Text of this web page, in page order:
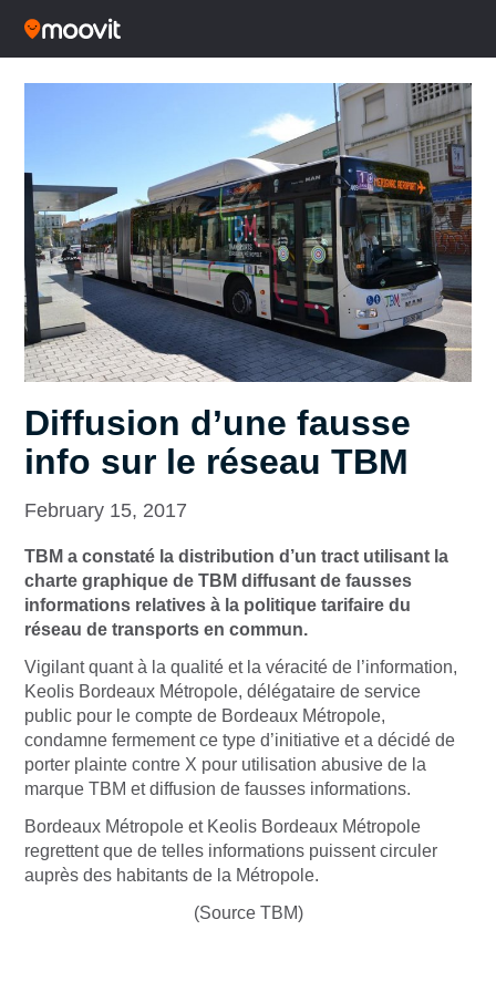
Diffusion d’une fausse
info sur le réseau TBM
February 15, 2017
TBM a constaté la distribution d’un tract utilisant la
charte graphique de TBM diffusant de fausses
informations relatives à la politique tarifaire du
réseau de transports en commun.
Vigilant quant à la qualité et la véracité de l’information,
Keolis Bordeaux Métropole, délégataire de service
public pour le compte de Bordeaux Métropole,
condamne fermement ce type d’initiative et a décidé de
porter plainte contre X pour utilisation abusive de la
marque TBM et diffusion de fausses informations.
Bordeaux Métropole et Keolis Bordeaux Métropole
regrettent que de telles informations puissent circuler
auprès des habitants de la Métropole.
(Source TBM)